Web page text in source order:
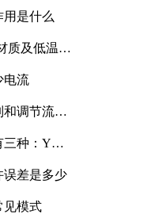
是什么
质及低温冲
电流
调节流量
三种：Y
误差是多少
见模式